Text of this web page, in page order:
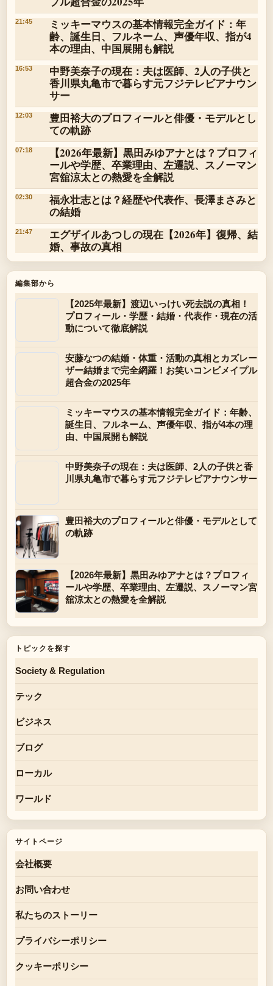
21:45
ミッキーマウスの基本情報完全ガイド：年
齢、誕生日、フルネーム、声優年収、指が4
本の理由、中国展開も解説
16:53
中野美奈子の現在：夫は医師、2人の子供と
香川県丸亀市で暮らす元フジテレビアナウン
サー
12:03
豊田裕大のプロフィールと俳優・モデルとし
ての軌跡
07:18
【2026年最新】黒田みゆアナとは？プロフィ
ールや学歴、卒業理由、左遷説、スノーマン
宮舘涼太との熱愛を全解説
02:30
福永壮志とは？経歴や代表作、長澤まさみと
の結婚
21:47
エグザイルあつしの現在【2026年】復帰、結
婚、事故の真相
編集部から
【2025年最新】渡辺いっけい死去説の真相！
プロフィール・学歴・結婚・代表作・現在の活
動について徹底解説
安藤なつの結婚・体重・活動の真相とカズレー
ザー結婚まで完全網羅！お笑いコンビメイプル
超合金の2025年
ミッキーマウスの基本情報完全ガイド：年齢、
誕生日、フルネーム、声優年収、指が4本の理
由、中国展開も解説
中野美奈子の現在：夫は医師、2人の子供と香
川県丸亀市で暮らす元フジテレビアナウンサー
豊田裕大のプロフィールと俳優・モデルとして
の軌跡
【2026年最新】黒田みゆアナとは？プロフィ
ールや学歴、卒業理由、左遷説、スノーマン宮
舘涼太との熱愛を全解説
トピックを探す
Society & Regulation
テック
ビジネス
ブログ
ローカル
ワールド
サイトページ
会社概要
お問い合わせ
私たちのストーリー
プライバシーポリシー
クッキーポリシー